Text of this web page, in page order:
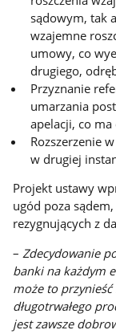
sądowym, tak
wzajemne
umowy, co
drugiego,
Przyznanie
umarzania
apelacji, co ma
Rozszerzenie
w drugiej
Projekt ustawy
ugód poza
rezygnujących z
–Zdecydowanie
banki na każdym
może to przynieść
długotrwałego
jest zawsze